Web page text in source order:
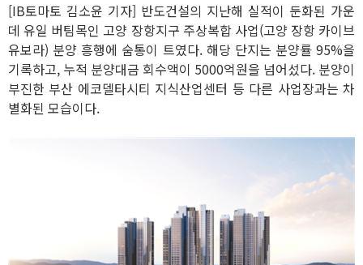
[IB토마토 김소윤 기자] 반도건설의 지난해 실적이 둔화된 가운
데 유일 버팀목인 고양 장항지구 주상복합 사업(고양 장항 카이브
유보라) 분양 흥행에 숨통이 트였다. 해당 단지는 분양률 95%을
기록하고, 누적 분양대금 회수액이 5000억원을 넘어섰다. 분양이
부진한 부산 에코델타시티 지식산업센터 등 다른 사업장과는 차
별화된 모습이다.